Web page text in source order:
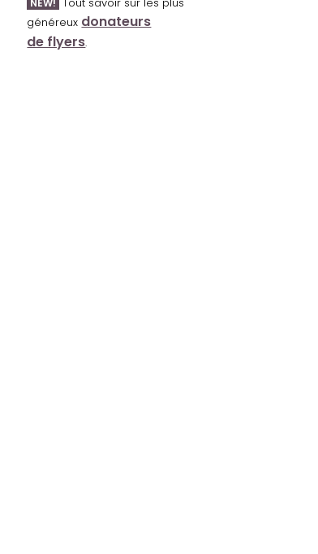
NEW! Tout savoir sur les plus
généreux donateurs
de flyers.